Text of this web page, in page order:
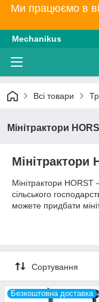
Ми працюємо в
Mechanikus
Всі товари
Мінітрактори
Мінітрактори
Мінітрактори
сільського
можете придбати
компактних до
онлайн.
Сортування
Безкоштовна доставка